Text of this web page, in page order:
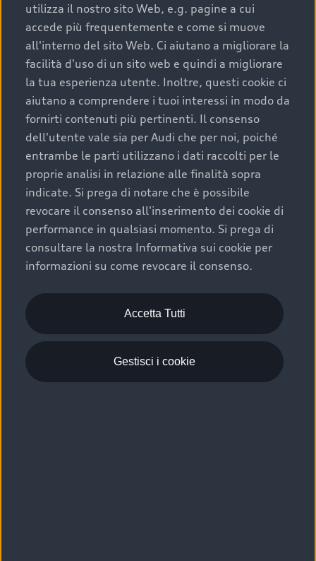
durata nel tempo;
cronologia dei tagliandi: una documentazione
completa della vettura certifica una manutenzione
costante e accurata;
condizioni della carrozzeria e degli interni: una
buona conservazione evidenzia cura e attenzione del
precedente proprietario;
efficienza meccanica: motore, trasmissione e
componenti principali in ottimo stato garantiscono
prestazioni affidabili e sicure.
Acquistare un’auto usata in una Concessionaria ufficiale
Audi che offre l’usato garantito tramite Audi Prima
Scelta :plus, significa affidarsi ad un prodotto che viene
sottoposto a 110 controlli approfonditi e coperto da
garanzia fino a 4 anni per una maggiore tutela del tuo
acquisto.
utilizza il nostro sito Web, e.g. pagine a cui
accede più frequentemente e come si muove
all'interno del sito Web. Ci aiutano a migliorare la
facilità d'uso di un sito web e quindi a migliorare
la tua esperienza utente. Inoltre, questi cookie ci
aiutano a comprendere i tuoi interessi in modo da
fornirti contenuti più pertinenti. Il consenso
dell'utente vale sia per Audi che per noi, poiché
entrambe le parti utilizzano i dati raccolti per le
proprie analisi in relazione alle finalità sopra
indicate. Si prega di notare che è possibile
revocare il consenso all'inserimento dei cookie di
performance in qualsiasi momento. Si prega di
consultare la nostra Informativa sui cookie per
informazioni su come revocare il consenso.
Accetta Tutti
Gestisci i cookie